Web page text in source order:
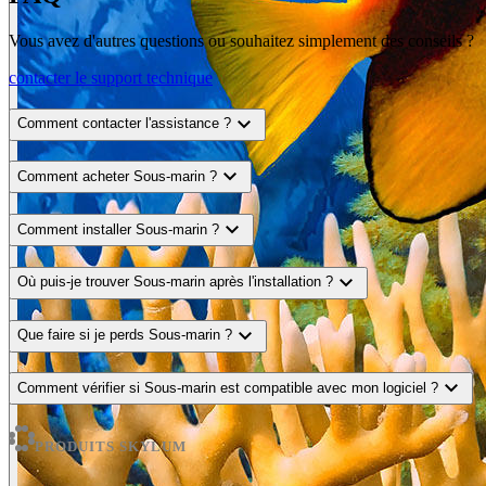
Vous avez d'autres questions ou souhaitez simplement des conseils ?
contacter le support technique
Comment contacter l'assistance ? expand_more
Comment acheter Sous-marin ? expand_more
Comment installer Sous-marin ? expand_more
Où puis-je trouver Sous-marin après l'installation ? expand_more
Que faire si je perds Sous-marin ? expand_more
Comment vérifier si Sous-marin est compatible avec mon logiciel ? expand_more
PRODUITS SKYLUM